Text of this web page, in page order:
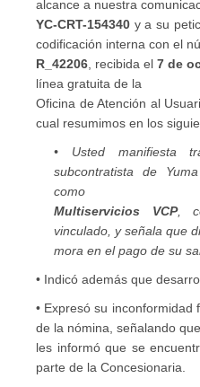
alcance a nuestra
YC-CRT-154340 y a su
codificación interna con el
R_42206 , recibida el 7 de
línea gratuita de la
Oficina de Atención al
cual resumimos en los
• Usted manifiesta
subcontratista de
como
Multiservicios VCP,
vinculado, y señala que
mora en el pago de su
• Indicó además que
• Expresó su
de la nómina, señalando
les informó que se
parte de la Concesionaria.